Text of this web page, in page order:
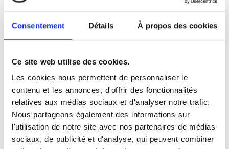
Consentement Détails À propos des cookies
Ce site web utilise des cookies.
Les cookies nous permettent de personnaliser le
contenu et les annonces, d'offrir des fonctionnalités
relatives aux médias sociaux et d'analyser notre trafic.
Nous partageons également des informations sur
l'utilisation de notre site avec nos partenaires de médias
sociaux, de publicité et d'analyse, qui peuvent combiner
garantissant la clarté des images et la
sécurité du patient. Les radiologues
surspécialisés du centre de Vence
avec rigueur, douceur et
professionnalisme. Le réseau Vidi, fondé
sur des valeurs de proximité et
d'excellence médicale, place la qualité
du soin et le confort de la patiente au
cour de sa mission. À Vence, chaque
examen s'effectue dans un